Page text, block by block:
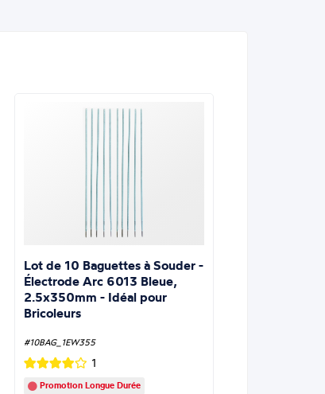
Lot de 10 Baguettes à Souder -
Électrode Arc 6013 Bleue,
2.5x350mm - Idéal pour
Bricoleurs
#10BAG_1EW355
1
Promotion Longue Durée